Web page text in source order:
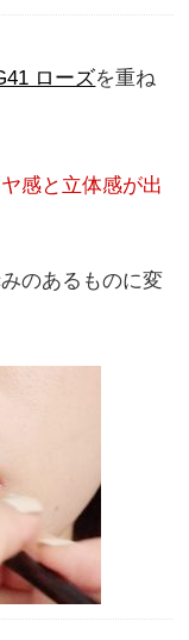
ローズを重ね
感と立体感が出
のあるものに変